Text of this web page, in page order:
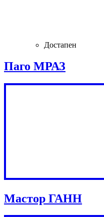
Достапен
Паго МРАЗ
Мастор ГАНН